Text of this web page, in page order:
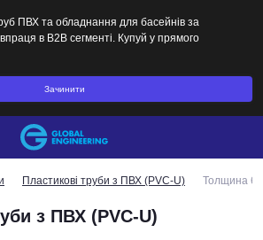
ПВХ та обладнання для басейнів за
в B2B сегменті. Купуй у прямого
Зачинити
Пластикові труби з ПВХ (PVC-U) Толщина
з ПВХ (PVC-U)